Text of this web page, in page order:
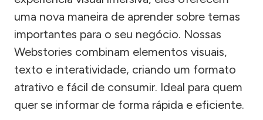
uma nova maneira de aprender sobre temas
importantes para o seu negócio. Nossas
Webstories combinam elementos visuais,
texto e interatividade, criando um formato
atrativo e fácil de consumir. Ideal para quem
quer se informar de forma rápida e eficiente.